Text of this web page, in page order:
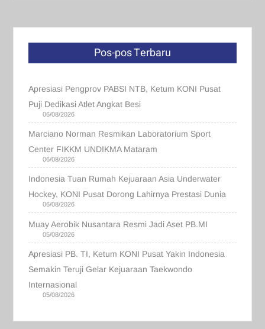
Pos-pos Terbaru
Apresiasi Pengprov PABSI NTB, Ketum KONI Pusat
Puji Dedikasi Atlet Angkat Besi
06/08/2026
Marciano Norman Resmikan Laboratorium Sport
Center FIKKM UNDIKMA Mataram
06/08/2026
Indonesia Tuan Rumah Kejuaraan Asia Underwater
Hockey, KONI Pusat Dorong Lahirnya Prestasi Dunia
06/08/2026
Muay Aerobik Nusantara Resmi Jadi Aset PB.MI
05/08/2026
Apresiasi PB. TI, Ketum KONI Pusat Yakin Indonesia
Semakin Teruji Gelar Kejuaraan Taekwondo
Internasional
05/08/2026